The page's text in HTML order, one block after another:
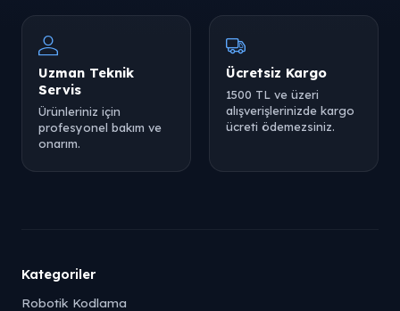
Uzman Teknik
Servis
Ürünleriniz için
profesyonel bakım ve
onarım.
Ücretsiz Kargo
1500 TL ve üzeri
alışverişlerinizde kargo
ücreti ödemezsiniz.
Kategoriler
Robotik Kodlama